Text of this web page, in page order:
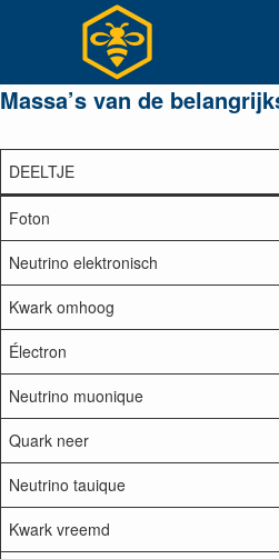
Massa’s van de
DEELTJE
Foton
Neutrino elektronisch
Kwark omhoog
Électron
Neutrino muonique
Quark neer
Neutrino tauique
Kwark vreemd